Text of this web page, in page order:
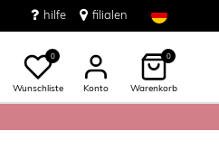
hilfe filialen
0
Wunschliste Konto
0
Warenkorb